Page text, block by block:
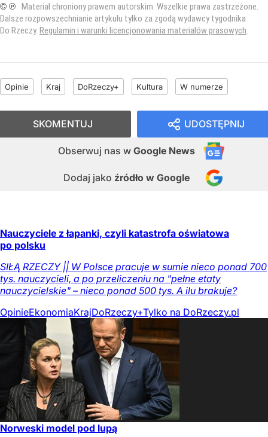
© ℗ Materiał chroniony prawem autorskim. Wszelkie prawa zastrzeżone.
Dalsze rozpowszechnianie artykułu tylko za zgodą wydawcy tygodnika
Do Rzeczy. Regulamin i warunki licencjonowania materiałów prasowych
Opinie Kraj DoRzeczy+ Kultura W numerze
UDOSTĘPNIJ
Obserwuj nas w Google News
Dodaj jako źródło w Google
SKOMENTUJ
Nauczyciele z łapanki, czyli katastrofa oświatowa
po polsku
SIŁĄ RZECZY || W Polsce pracuje w sumie nieco ponad 700
tys. nauczycieli, a po przeliczeniu na "pełne etaty
nauczycielskie" – nieco ponad 500 tys. A ilu brakuje?
OpinieEkonomiaKrajDoRzeczy+Tylko na DoRzeczy.pl
Norweski model pod lupą